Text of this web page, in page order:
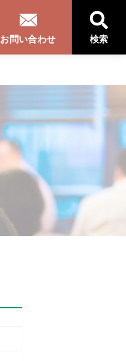
お問い合わせ 検索